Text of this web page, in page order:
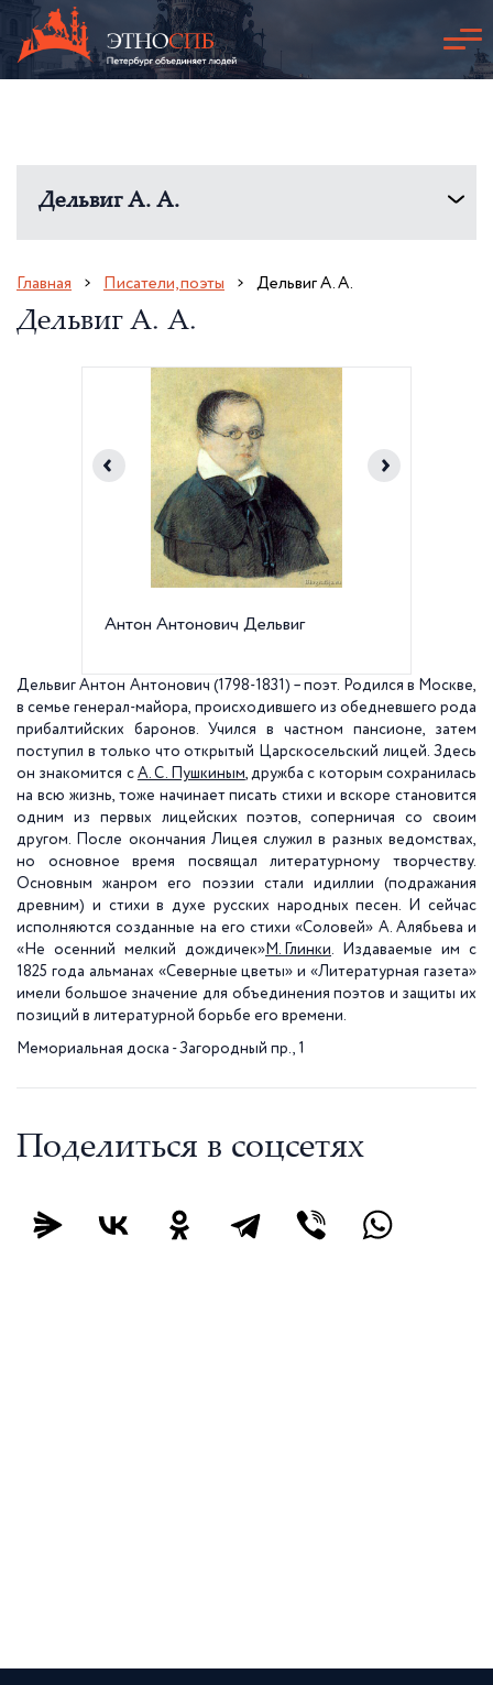
Дельвиг А. А.
Главная Писатели, поэты Дельвиг А. А.
Дельвиг А. А.
Антон Антонович Дельвиг
Дельвиг Антон Антонович (1798-1831) – поэт. Родился в Москве,
в семье генерал-майора, происходившего из обедневшего рода
прибалтийских баронов. Учился в частном пансионе, затем
поступил в только что открытый Царскосельский лицей. Здесь
он знакомится с А. С. Пушкиным, дружба с которым сохранилась
на всю жизнь, тоже начинает писать стихи и вскоре становится
одним из первых лицейских поэтов, соперничая со своим
другом. После окончания Лицея служил в разных ведомствах,
но основное время посвящал литературному творчеству.
Основным жанром его поэзии стали идиллии (подражания
древним) и стихи в духе русских народных песен. И сейчас
исполняются созданные на его стихи «Соловей» А. Алябьева и
«Не осенний мелкий дождичек»М. Глинки. Издаваемые им с
1825 года альманах «Северные цветы» и «Литературная газета»
имели большое значение для объединения поэтов и защиты их
позиций в литературной борьбе его времени.
Мемориальная доска - Загородный пр., 1
Поделиться в соцсетях